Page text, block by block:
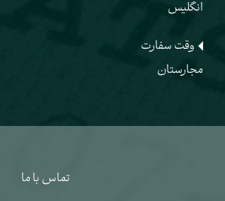
انگلیس
وقت سفارت
مجارستان
تماس با ما